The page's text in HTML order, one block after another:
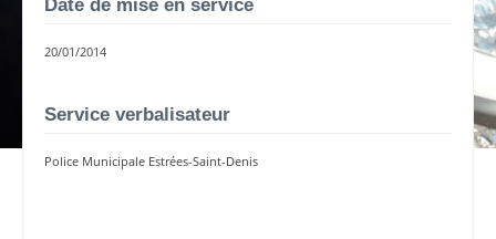
20/01/2014
Service verbalisateur
Police Municipale Estrées-Saint-Denis